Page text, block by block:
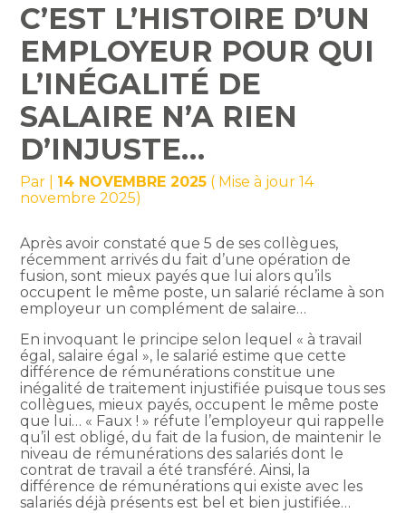
C’EST L’HISTOIRE D’UN
EMPLOYEUR POUR QUI
L’INÉGALITÉ DE
SALAIRE N’A RIEN
D’INJUSTE…
Par 14 NOVEMBRE 2025 ( Mise à jour 14
novembre 2025)
Après avoir constaté que 5 de ses collègues,
récemment arrivés du fait d’une opération de
fusion, sont mieux payés que lui alors qu’ils
occupent le même poste, un salarié réclame à son
employeur un complément de salaire…
En invoquant le principe selon lequel « à travail
égal, salaire égal », le salarié estime que cette
différence de rémunérations constitue une
inégalité de traitement injustifiée puisque tous ses
collègues, mieux payés, occupent le même poste
que lui… « Faux ! » réfute l’employeur qui rappelle
qu’il est obligé, du fait de la fusion, de maintenir le
niveau de rémunérations des salariés dont le
contrat de travail a été transféré. Ainsi, la
différence de rémunérations qui existe avec les
salariés déjà présents est bel et bien justifiée…